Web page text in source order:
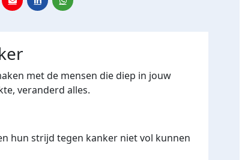
met de mensen die diep in jouw
veranderd alles.
hun strijd tegen kanker niet vol kunnen